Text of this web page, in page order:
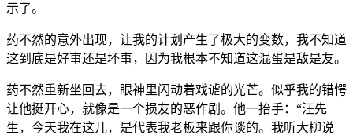
示了。
药不然的意外出现，让我的计划产生了极大的变数，我不知道
这到底是好事还是坏事，因为我根本不知道这混蛋是敌是友。
药不然重新坐回去，眼神里闪动着戏谑的光芒。似乎我的错愕
让他挺开心，就像是一个损友的恶作剧。他一抬手：“汪先
生，今天我在这儿，是代表我老板来跟你谈的。我听大柳说